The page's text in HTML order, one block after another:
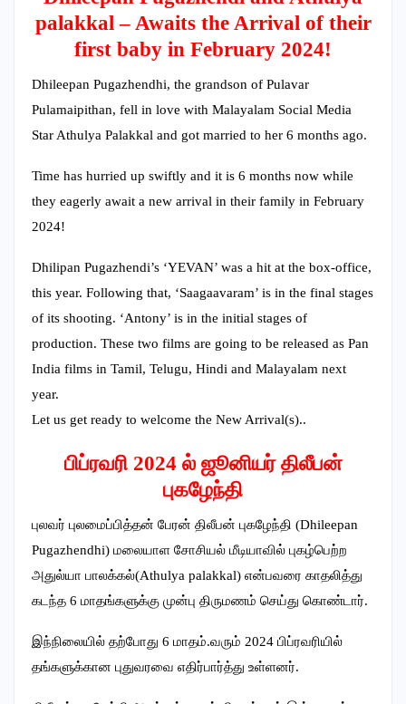
palakkal – Awaits the Arrival of their
first baby in February 2024!
Dhileepan Pugazhendhi, the grandson of Pulavar
Pulamaipithan, fell in love with Malayalam Social Media
Star Athulya Palakkal and got married to her 6 months ago.
Time has hurried up swiftly and it is 6 months now while
they eagerly await a new arrival in their family in February
2024!
Dhilipan Pugazhendi’s ‘YEVAN’ was a hit at the box-office,
this year. Following that, ‘Saagaavaram’ is in the final stages
of its shooting. ‘Antony’ is in the initial stages of
production. These two films are going to be released as Pan
India films in Tamil, Telugu, Hindi and Malayalam next
year.
Let us get ready to welcome the New Arrival(s)..
பிப்ரவரி 2024 ல் ஜூனியர் திலீபன்
புகழேந்தி
புலவர் புலமைப்பித்தன் பேரன் திலீபன் புகழேந்தி (Dhileepan
Pugazhendhi) மலையாள சோசியல் மீடியாவில் புகழ்பெற்ற
அதுல்யா பாலக்கல்(Athulya palakkal) என்பவரை காதலித்து
கடந்த 6 மாதங்களுக்கு முன்பு திருமணம் செய்து கொண்டார்.
இந்நிலையில் தற்போது 6 மாதம்.வரும் 2024 பிப்ரவரியில்
தங்களுக்கான புதுவரவை எதிர்பார்த்து உள்ளனர்.